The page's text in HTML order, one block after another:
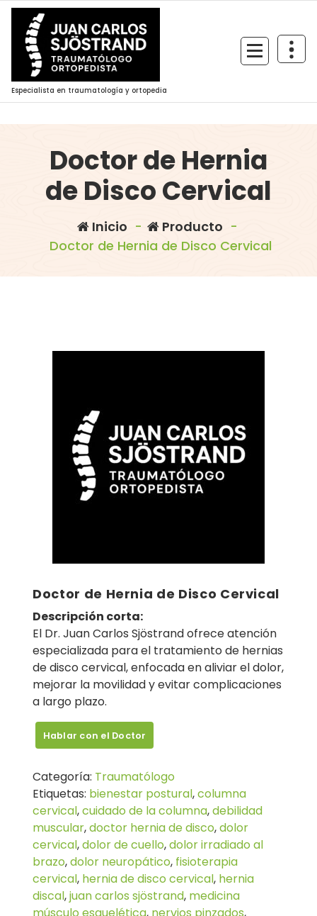
Saltar
contenido
Especialista en traumatología y ortopedia
Doctor de Hernia
de Disco Cervical
Inicio - Producto -
Doctor de Hernia de Disco Cervical
Doctor de Hernia de Disco Cervical
Descripción corta:
El Dr. Juan Carlos Sjöstrand ofrece atención
especializada para el tratamiento de hernias
de disco cervical, enfocada en aliviar el dolor,
mejorar la movilidad y evitar complicaciones
a largo plazo.
Hablar con el Doctor
Categoría: Traumatólogo
Etiquetas: bienestar postural,columna
cervical,cuidado de la columna,debilidad
muscular,doctor hernia de disco,dolor
cervical,dolor de cuello,dolor irradiado al
brazo,dolor neuropático, fisioterapia
cervical, hernia de disco cervical, hernia
discal,juan carlos sjöstrand, medicina
músculo esquelética, nervios pinzados,